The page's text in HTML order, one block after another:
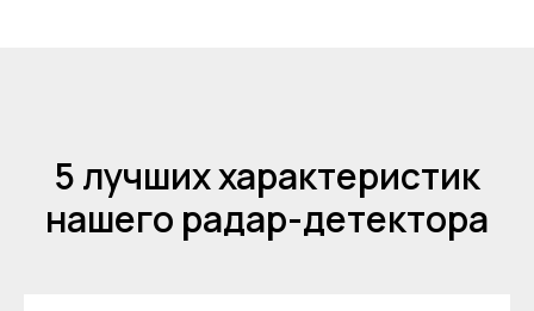
5 лучших характеристик
нашего радар-детектора